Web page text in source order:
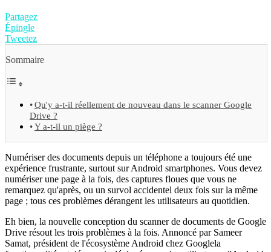
Partagez
Épingle
Tweetez
Sommaire
Qu'y a-t-il réellement de nouveau dans le scanner Google
Drive ?
Y a-t-il un piège ?
Numériser des documents depuis un téléphone a toujours été une
expérience frustrante, surtout sur Android smartphones. Vous devez
numériser une page à la fois, des captures floues que vous ne
remarquez qu'après, ou un survol accidentel deux fois sur la même
page ; tous ces problèmes dérangent les utilisateurs au quotidien.
Eh bien, la nouvelle conception du scanner de documents de Google
Drive résout les trois problèmes à la fois. Annoncé par Sameer
Samat, président de l'écosystème Android chez Googlela